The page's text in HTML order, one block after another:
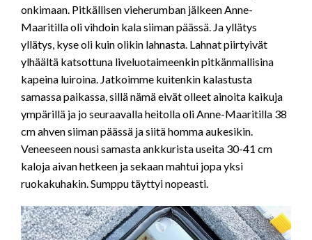
onkimaan. Pitkällisen vieherumban jälkeen Anne-
Maaritilla oli vihdoin kala siiman päässä. Ja yllätys
yllätys, kyse oli kuin olikin lahnasta. Lahnat piirtyivät
ylhäältä katsottuna liveluotaimeenkin pitkänmallisina
kapeina luiroina. Jatkoimme kuitenkin kalastusta
samassa paikassa, sillä nämä eivät olleet ainoita kaikuja
ympärillä ja jo seuraavalla heitolla oli Anne-Maaritilla 38
cm ahven siiman päässä ja siitä homma aukesikin.
Veneeseen nousi samasta ankkurista useita 30-41 cm
kaloja aivan hetkeen ja sekaan mahtui jopa yksi
ruokakuhakin. Sumppu täyttyi nopeasti.